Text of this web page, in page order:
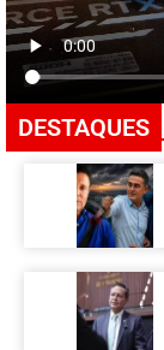
DESTAQUES